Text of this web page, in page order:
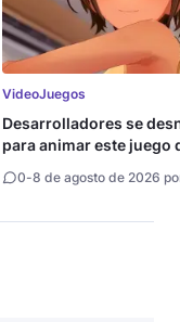
VideoJuegos
Desarrolladores se
para animar este juego
0-8 de agosto de 2026